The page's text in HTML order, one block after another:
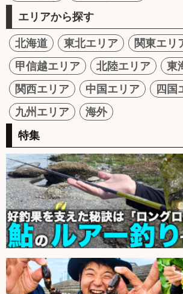
エリアから探す
北海道 東北エリア
関東エリ
甲信越エリア
北陸エリア
東
関西エリア
中国エリア
四国
九州エリア
海外
特集